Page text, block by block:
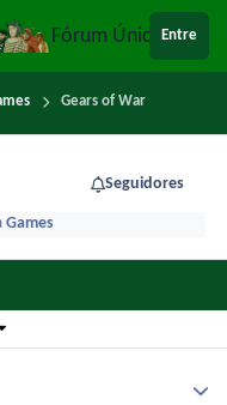
Fórum ÚnicoEntre
Gears of War
Seguidores
Games